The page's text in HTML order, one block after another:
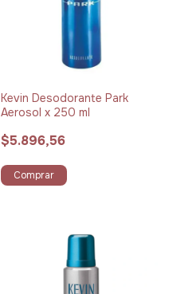
Kevin Desodorante Park
Aerosol x 250 ml
$5.896,56
Comprar